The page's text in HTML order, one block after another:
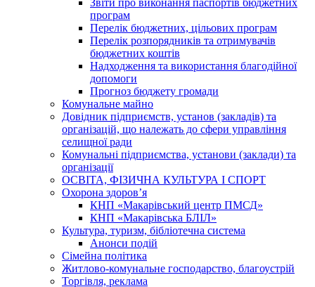
Звіти про виконання паспортів бюджетних
програм
Перелік бюджетних, цільових програм
Перелік розпорядників та отримувачів
бюджетних коштів
Надходження та використання благодійної
допомоги
Прогноз бюджету громади
Комунальне майно
Довідник підприємств, установ (закладів) та
організацій, що належать до сфери управління
селищної ради
Комунальні підприємства, установи (заклади) та
організації
ОСВІТА, ФІЗИЧНА КУЛЬТУРА І СПОРТ
Охорона здоров’я
КНП «Макарівський центр ПМСД»
КНП «Макарівська БЛІЛ»
Культура, туризм, бібліотечна система
Анонси подій
Сімейна політика
Житлово-комунальне господарство, благоустрій
Торгівля, реклама